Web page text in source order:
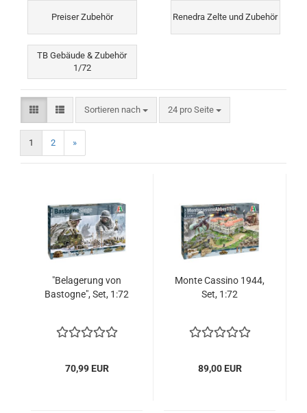
Preiser Zubehör Renedra Zelte und Zubehör
TB Gebäude & Zubehör
1/72
Sortieren nach
Sortieren nach 24 pro Seite
pro Seite
1 2 »
"Belagerung von
Bastogne", Set, 1:72
70,99 EUR
Monte Cassino 1944,
Set, 1:72
89,00 EUR